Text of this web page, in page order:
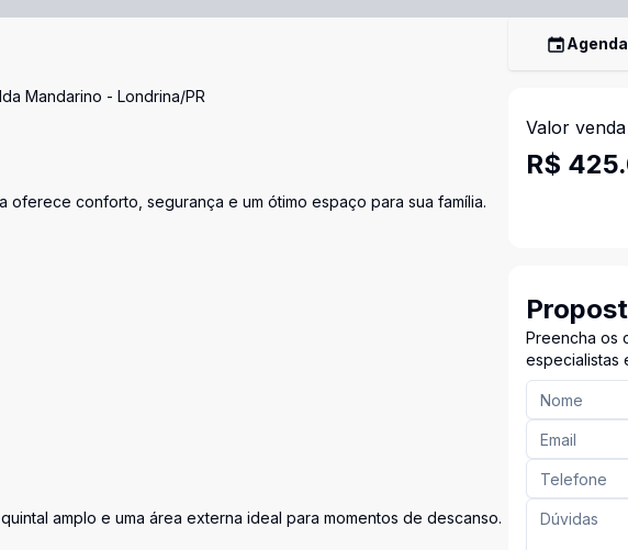
Mandarino - Londrina/PR
conforto, segurança e um ótimo espaço para sua família.
amplo e uma área externa ideal para momentos de descanso.
Valor venda
R$
Preencha os
especialistas